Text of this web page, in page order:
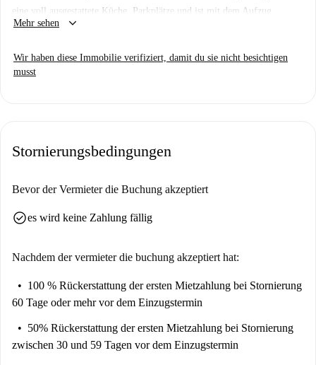
eine voll ausgestattete Küche, Parkplätze und ist mit dem Aufzug
erreichbar. Heizung, Wasser, Strom, Gas und WLAN sind inklusive.
Studenten, Berufstätige, Familien, Paare und Erasmus-Teilnehmer.
Spotahome hat die Immobilie für Ihr Vertrauen geprüft.
Spaziergang entfernt. Verschiedene Restaurants wie Chennai Samaiyall,
wie Ventana und Fresque Galactic sind von der Wohnung aus bequem zu
Mehr sehen keyboard_arrow_down
Wir haben diese Immobilie verifiziert, damit du sie nicht besichtigen
musst
Stornierungsbedingungen
Bevor der Vermieter die Buchung akzeptiert
check_circlees wird keine Zahlung fällig
Nachdem der vermieter die buchung akzeptiert hat:
100 % Rückerstattung der ersten Mietzahlung bei Stornierung
60 Tage oder mehr vor dem Einzugstermin
50% Rückerstattung der ersten Mietzahlung bei Stornierung
zwischen 30 und 59 Tagen vor dem Einzugstermin